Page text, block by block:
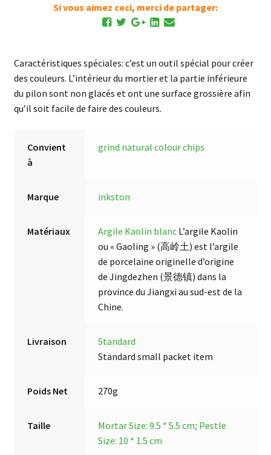
Si vous aimez ceci, merci de partager:
Caractéristiques spéciales: c’est un outil spécial pour créer
des couleurs. L’intérieur du mortier et la partie inférieure
du pilon sont non glacés et ont une surface grossière afin
qu’il soit facile de faire des couleurs.
Convient
à
grind natural colour chips
Marque inkston
Matériaux Argile Kaolin blanc L’argile Kaolin
ou « Gaoling » (高岭土) est l’argile
de porcelaine originelle d’origine
de Jingdezhen (景德镇) dans la
province du Jiangxi au sud-est de la
Chine.
Livraison
Standard
Standard small packet item
Poids Net 270g
Taille
Mortar Size: 9.5 * 5.5 cm; Pestle
Size: 10 * 1.5 cm